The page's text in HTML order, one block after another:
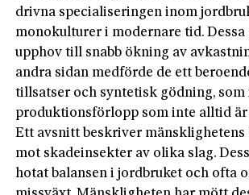
drivna specialiseringen inom
monokulturer i modernare tid. Dessa
upphov till snabb ökning av
andra sidan medförde de ett
tillsatser och syntetisk gödning, som
produktionsförlopp som inte alltid är
Ett avsnitt beskriver mänsklighetens
mot skadeinsekter av olika slag.
hotat balansen i jordbruket och ofta